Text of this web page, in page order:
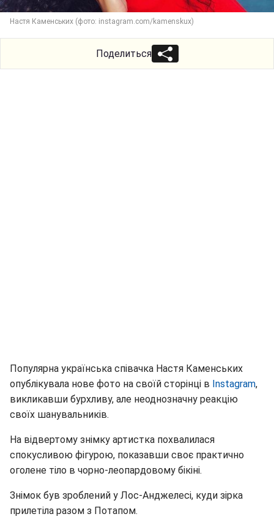
Настя Каменських (фото: instagram.com/kamenskux)
Поделиться
Популярна українська співачка Настя Каменських
опублікувала нове фото на своїй сторінці в Instagram,
викликавши бурхливу, але неоднозначну реакцію
своїх шанувальників.
На відвертому знімку артистка похвалилася
спокусливою фігурою, показавши своє практично
оголене тіло в чорно-леопардовому бікіні.
Знімок був зроблений у Лос-Анджелесі, куди зірка
прилетіла разом з Потапом.